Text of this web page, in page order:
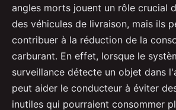
angles morts jouent un rôle crucial
des véhicules de livraison, mais ils
contribuer à la réduction de la
carburant. En effet, lorsque le
surveillance détecte un objet dans
peut aider le conducteur à éviter
inutiles qui pourraient consommer